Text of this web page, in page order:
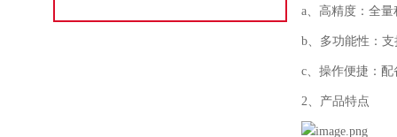
a、高精度：全
b、多功能性：
c、操作便捷：
2、 产品特点